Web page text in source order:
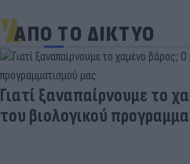
ΑΠΟ ΤΟ ΔΙΚΤΥΟ
Γιατί ξαναπαίρνουμε το
του βιολογικού